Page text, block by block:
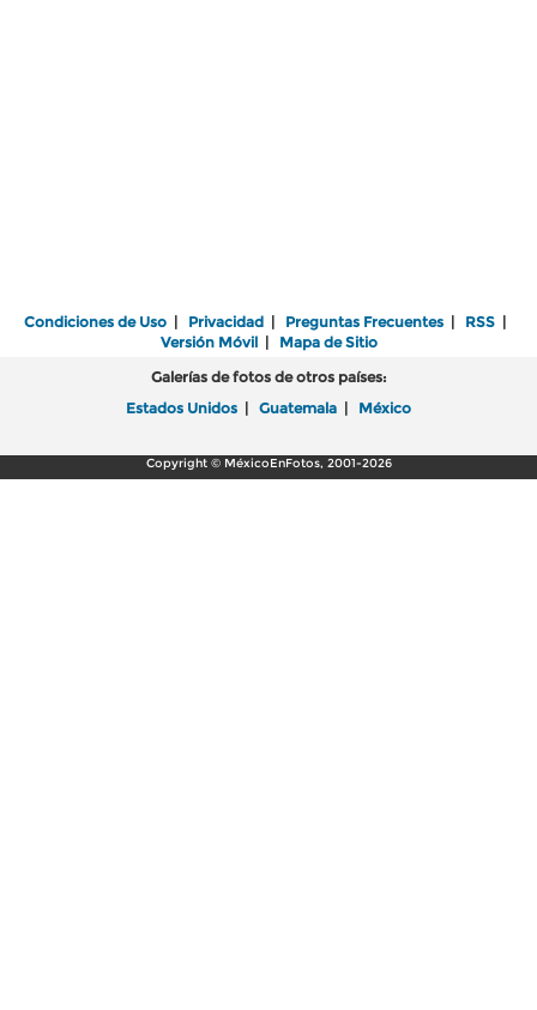
Condiciones de Uso | Privacidad | Preguntas Frecuentes | RSS |
Versión Móvil| Mapa de Sitio
Galerías de fotos de otros países:
Estados Unidos | Guatemala | México
Copyright © MéxicoEnFotos, 2001-2026